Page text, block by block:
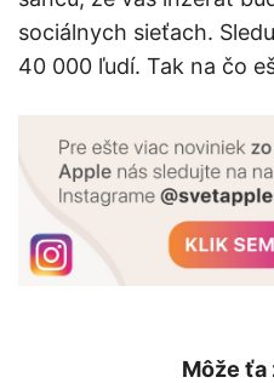
sociálnych sieťach.
40 000 ľudí. Tak na čo
Môže ťa